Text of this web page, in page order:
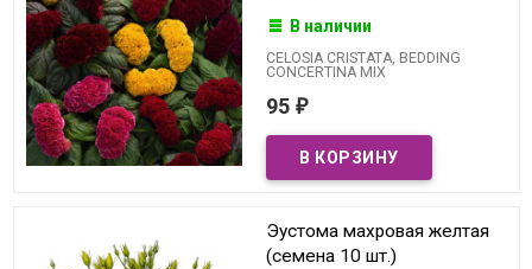
В наличии
CELOSIA CRISTATA, BEDDING
CONCERTINA MIX
95 ₽
Эустома махровая желтая
(семена 10 шт.)